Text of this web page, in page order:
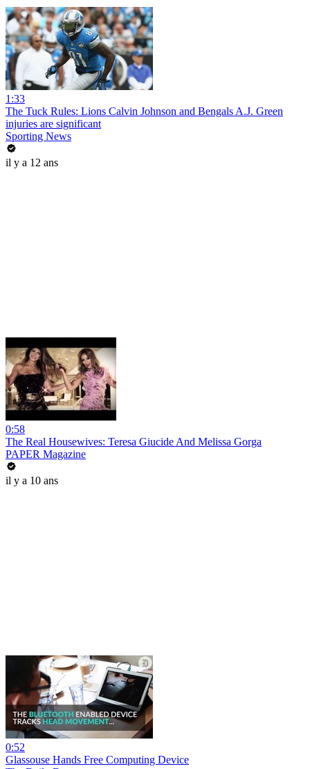
1:33
The Tuck Rules: Lions Calvin Johnson and Bengals A.J. Green
injuries are significant
Sporting News
il y a 12 ans
0:58
The Real Housewives: Teresa Giucide And Melissa Gorga
PAPER Magazine
il y a 10 ans
0:52
Glassouse Hands Free Computing Device